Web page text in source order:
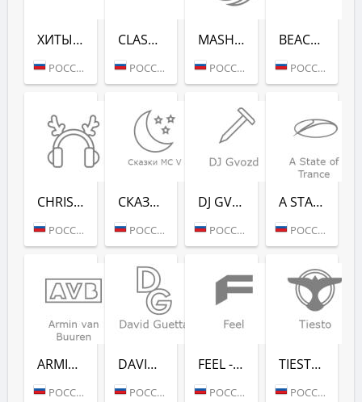
ХИТЫ ВСЕХ ВРЕ­МЕН (RADIO RECORD)
РОССИЯ (МОСКВА)
CLASSIX (RADIO RECORD)
РОССИЯ (МОСКВА)
MASHUP (РАДИО РЕКОРД)
РОССИЯ (МОСКВА)
BEACH PARTY (РАДИО РЕКОРД)
РОССИЯ (САНКТ-ПЕТЕРБУРГ)
CHRISTMAS CHILL (РАДИО РЕКОРД)
РОССИЯ (МОСКВА)
СКАЗ­КИ MC V (РАДИО РЕКОРД)
РОССИЯ (МОСКВА)
DJ GVOZD - RADIO RECORD
РОССИЯ (МОСКВА)
A STATE OF TRANCE - RADIO RECORD
РОССИЯ (МОСКВА)
ARMIN VAN BUUREN - RADIO RECORD
РОССИЯ (МОСКВА)
DAVID GUETTA - RADIO RECORD
РОССИЯ (МОСКВА)
FEEL - RADIO RECORD
РОССИЯ (МОСКВА)
TIESTO - RADIO RECORD
РОССИЯ (МОСКВА)